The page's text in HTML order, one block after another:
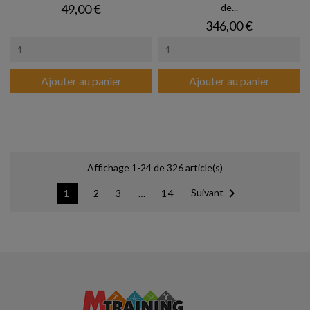
Prix
49,00 €
Ajouter au panier
de...
Prix
346,00 €
Ajouter au panier
Affichage 1-24 de 326 article(s)
1 2 3 … 14 Suivant 